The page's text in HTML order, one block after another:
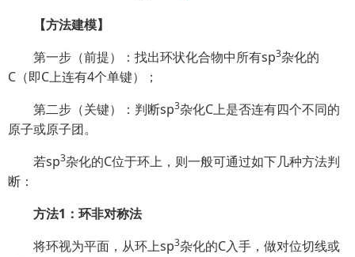
【方法建模】
第一步（前提）：找出环状化合物中所有sp3杂化的
C（即C上连有4个单键）；
第二步（关键）：判断sp3杂化C上是否连有四个不同的
原子或原子团。
若sp3杂化的C位于环上，则一般可通过如下几种方法判
断：
方法1：环非对称法
将环视为平面，从环上sp3杂化的C入手，做对位切线或